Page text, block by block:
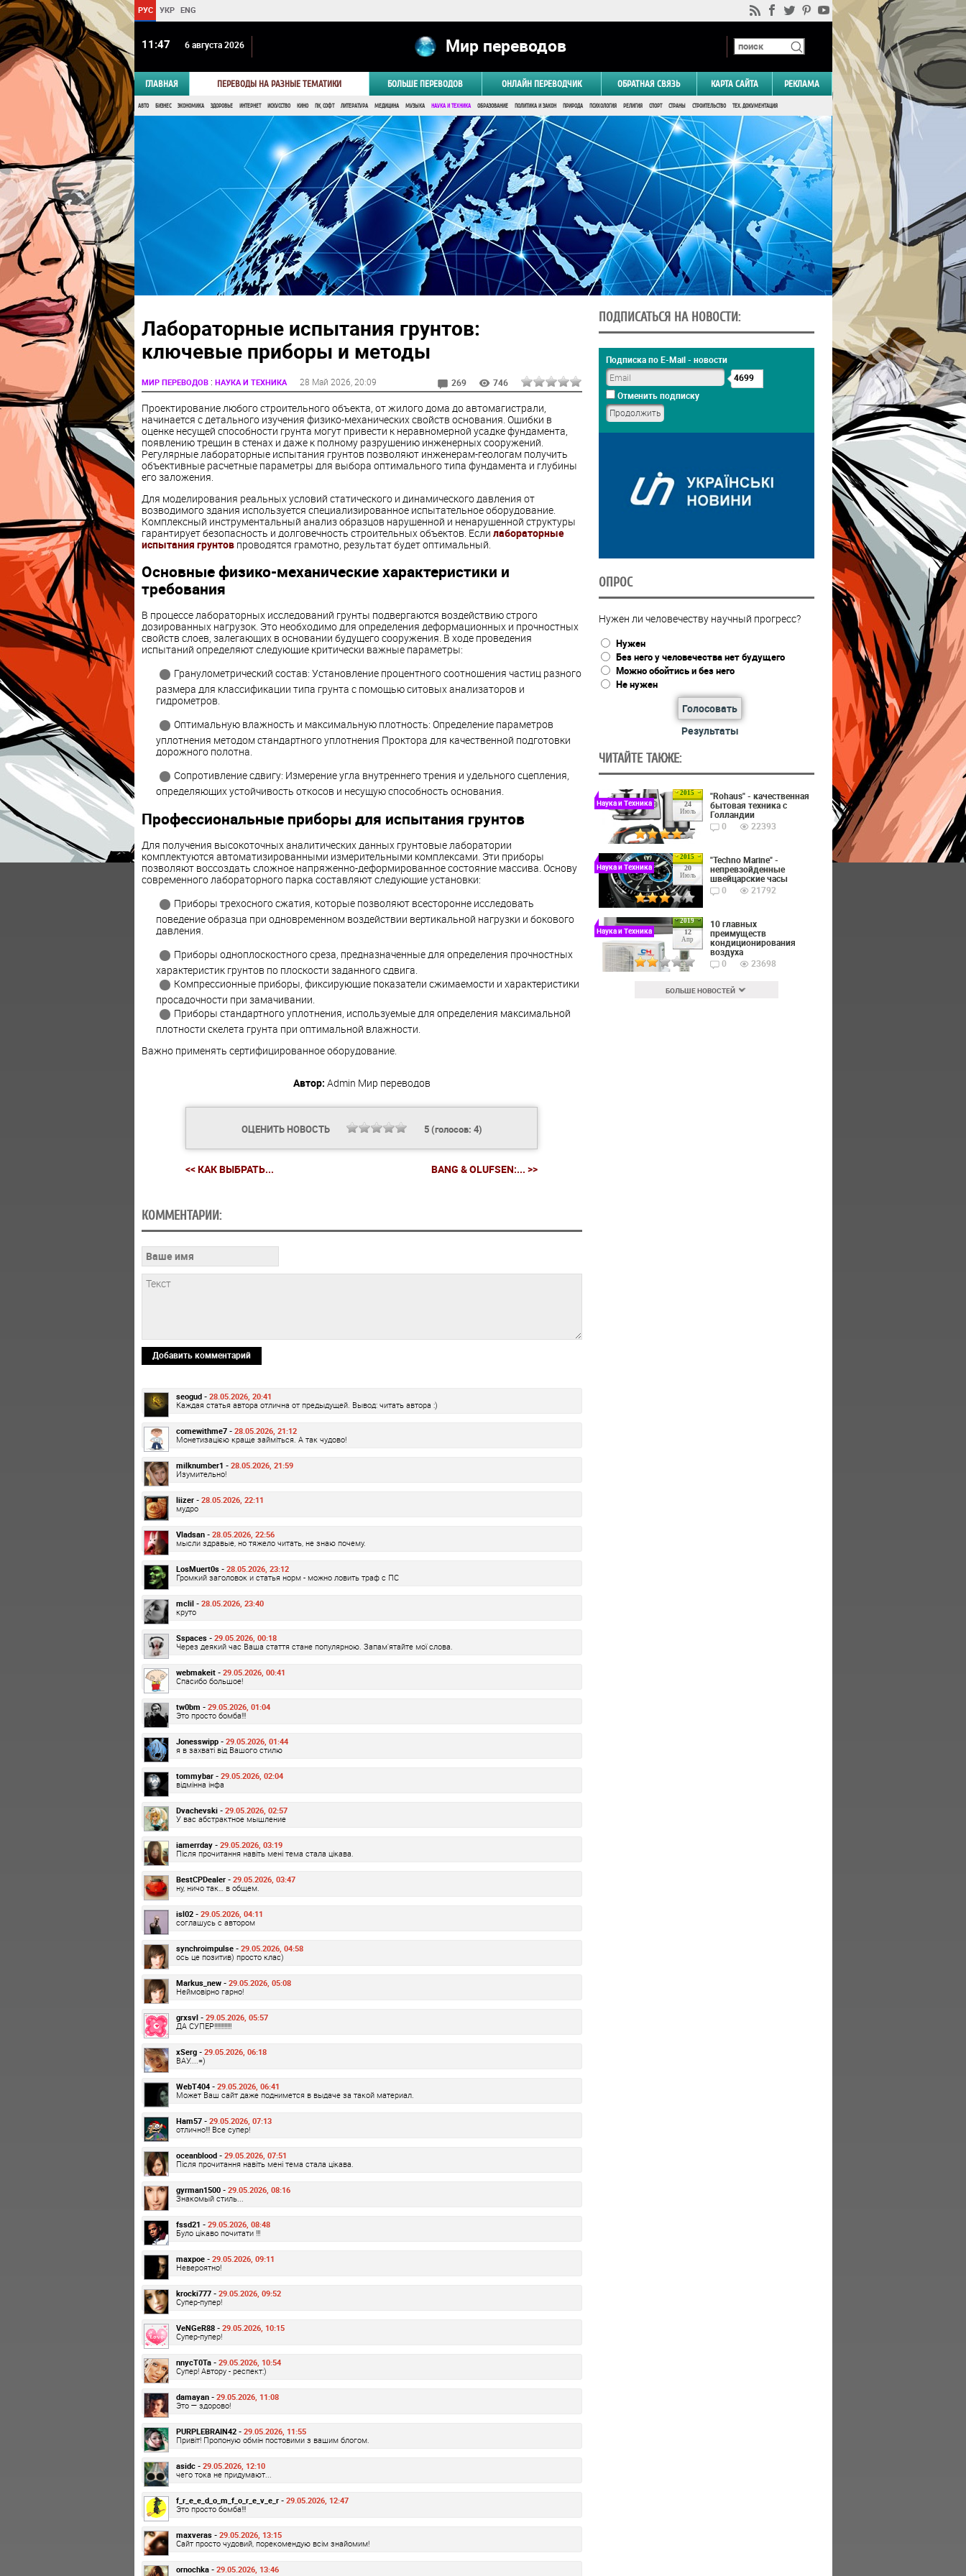
РУС УКР ENG
11 47 6 августа 2026 Мир переводов
ГЛАВНАЯ ПЕРЕВОДЫ НА РАЗНЫЕ ТЕМАТИКИ БОЛЬШЕ ПЕРЕВОДОВ ОНЛАЙН ПЕРЕВОДЧИК ОБРАТНАЯ СВЯЗЬ КАРТА САЙТА РЕКЛАМА
АВТО БИЗНЕС ЭКОНОМИКА ЗДОРОВЬЕ ИНТЕРНЕТ ИСКУССТВО КИНО ПК, СОФТ ЛИТЕРАТУРА МЕДИЦИНА МУЗЫКА НАУКА И ТЕХНИКА ОБРАЗОВАНИЕ ПОЛИТИКА И ЗАКОН ПРИРОДА ПСИХОЛОГИЯ РЕЛИГИЯ СПОРТ СТРАНЫ СТРОИТЕЛЬСТВО ТЕХ. ДОКУМЕНТАЦИЯ
Лабораторные испытания грунтов:
ключевые приборы и методы
МИР ПЕРЕВОДОВ: НАУКА И ТЕХНИКА 28 Май 2026 , 20:09 269 746
Проектирование любого строительного объекта, от жилого дома до автомагистрали,
начинается с детального изучения физико-механических свойств основания. Ошибки в
оценке несущей способности грунта могут привести к неравномерной усадке фундамента,
появлению трещин в стенах и даже к полному разрушению инженерных сооружений.
Регулярные лабораторные испытания грунтов позволяют инженерам-геологам получить
объективные расчетные параметры для выбора оптимального типа фундамента и глубины
его заложения.
Для моделирования реальных условий статического и динамического давления от
возводимого здания используется специализированное испытательное оборудование.
Комплексный инструментальный анализ образцов нарушенной и ненарушенной структуры
гарантирует безопасность и долговечность строительных объектов. Если лабораторные
испытания грунтовпроводятся грамотно, результат будет оптимальный.
Основные физико-механические характеристики и
требования
В процессе лабораторных исследований грунты подвергаются воздействию строго
дозированных нагрузок. Это необходимо для определения деформационных и прочностных
свойств слоев, залегающих в основании будущего сооружения. В ходе проведения
испытаний определяют следующие критически важные параметры:
Гранулометрический состав: Установление процентного соотношения частиц разного
размера для классификации типа грунта с помощью ситовых анализаторов и
гидрометров.
Оптимальную влажность и максимальную плотность: Определение параметров
уплотнения методом стандартного уплотнения Проктора для качественной подготовки
дорожного полотна.
Сопротивление сдвигу: Измерение угла внутреннего трения и удельного сцепления,
определяющих устойчивость откосов и несущую способность основания.
Профессиональные приборы для испытания грунтов
Для получения высокоточных аналитических данных грунтовые лаборатории
комплектуются автоматизированными измерительными комплексами. Эти приборы
позволяют воссоздать сложное напряженно-деформированное состояние массива. Основу
современного лабораторного парка составляют следующие установки:
Приборы трехосного сжатия, которые позволяют всесторонне исследовать
поведение образца при одновременном воздействии вертикальной нагрузки и бокового
давления.
Приборы одноплоскостного среза, предназначенные для определения прочностных
характеристик грунтов по плоскости заданного сдвига.
Компрессионные приборы, фиксирующие показатели сжимаемости и характеристики
просадочности при замачивании.
Приборы стандартного уплотнения, используемые для определения максимальной
плотности скелета грунта при оптимальной влажности.
Важно применять сертифицированное оборудование.
Автор: Admin Мир переводов
ОЦЕНИТЬ НОВОСТЬ 5(голосов: 4)
<< КАК ВЫБРАТЬ... BANG & OLUFSEN:... >>
КОММЕНТАРИИ:
Добавить комментарий
seogud - 28.05.2026, 20:41
Каждая статья автора отлична от предыдущей. Вывод: читать автора :)
comewithme7 - 28.05.2026, 21:12
Монетизацією краще займіться. А так чудово!
milknumber1 - 28.05.2026, 21:59
Изумительно!
liizer - 28.05.2026, 22:11
мудро
Vladsan - 28.05.2026, 22:56
мысли здравые, но тяжело читать, не знаю почему.
LosMuert0s - 28.05.2026, 23:12
Громкий заголовок и статья норм - можно ловить траф с ПС
mclil - 28.05.2026, 23:40
круто
Sspaces - 29.05.2026, 00:18
Через деякий час Ваша стаття стане популярною. Запам'ятайте мої слова.
webmakeit - 29.05.2026, 00:41
Спасибо большое!
tw0bm - 29.05.2026, 01:04
Это просто бомба!!!
Jonesswipp - 29.05.2026, 01:44
я в захваті від Вашого стилю
tommybar - 29.05.2026, 02:04
відмінна інфа
Dvachevski - 29.05.2026, 02:57
У вас абстрактное мышление
iamerrday - 29.05.2026, 03:19
Після прочитання навіть мені тема стала цікава.
BestCPDealer - 29.05.2026, 03:47
ну, ничо так… в общем.
isl02 - 29.05.2026, 04:11
соглашусь с автором
synchroimpulse - 29.05.2026, 04:58
ось це позитив) просто клас)
Markus_new - 29.05.2026, 05:08
Неймовірно гарно!
grxsvl - 29.05.2026, 05:57
ДА СУПЕР!!!!!!!!!!!!
xSerg - 29.05.2026, 06:18
ВАУ....=)
WebT404 - 29.05.2026, 06:41
Может Ваш сайт даже поднимется в выдаче за такой материал.
Ham57 - 29.05.2026, 07:13
отлично!!! Все супер!
oceanblood - 29.05.2026, 07:51
Після прочитання навіть мені тема стала цікава.
gyrman1500 - 29.05.2026, 08:16
Знакомый стиль...
fssd21 - 29.05.2026, 08:48
Було цікаво почитати !!!
maxpoe - 29.05.2026, 09:11
Невероятно!
krocki777 - 29.05.2026, 09:52
Супер-пупер!
VeNGeR88 - 29.05.2026, 10:15
Супер-пупер!
nnycT0Ta - 29.05.2026, 10:54
Супер! Автору - респект:)
damayan - 29.05.2026, 11:08
Это — здорово!
PURPLEBRAIN42 - 29.05.2026, 11:55
Привіт! Пропоную обмін постовими з вашим блогом.
asidc - 29.05.2026, 12:10
чего тока не придумают...
f_r_e_e_d_o_m_f_o_r_e_v_e_r - 29.05.2026, 12:47
Это просто бомба!!!
maxveras - 29.05.2026, 13:15
Сайт просто чудовий, порекомендую всім знайомим!
ornochka - 29.05.2026, 13:46
ПОДПИСАТЬСЯ НА НОВОСТИ:
Подписка по E-Mail - новости
4699
Отменить подписку
ОПРОС
Нужен ли человечеству научный прогресс?
Нужен
Без него у человечества нет будущего
Можно обойтись и без него
Не нужен
Голосовать
Результаты
ЧИТАЙТЕ ТАКЖЕ:
2015
24
Июль
Наука и Техника
"Rohaus" - качественная
бытовая техника с
Голландии
0
22393
2015
20
Июль
Наука и Техника
"Techno Marine" -
непревзойденные
швейцарские часы
0
21792
2019
12
Апр
Наука и Техника
10 главных
преимуществ
кондиционирования
воздуха
0
23698
БОЛЬШЕ НОВОСТЕЙ